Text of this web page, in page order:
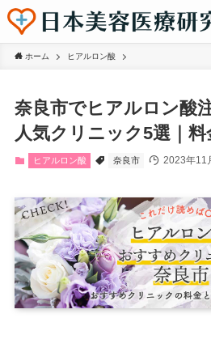
ホーム ヒアルロン酸
奈良市でヒアルロン酸
人気クリニック5選｜料
ヒアルロン酸 奈良市 2023年11